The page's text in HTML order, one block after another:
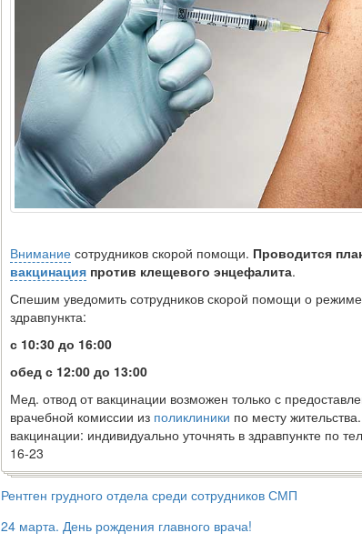
Внимание сотрудников скорой помощи. Проводится
вакцинация против клещевого энцефалита.
Спешим уведомить сотрудников скорой помощи о
здравпункта:
с 10:30 до 16:00
обед с 12:00 до 13:00
Мед. отвод от вакцинации возможен только с
врачебной комиссии из поликлиники по месту
вакцинации: индивидуально уточнять в здравпункте по
16-23
Рентген грудного отдела среди сотрудников СМП
24 марта. День рождения главного врача!